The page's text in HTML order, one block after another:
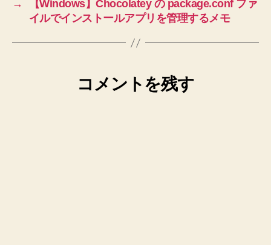
→
【Windows】Chocolatey の package.conf ファ
イルでインストールアプリを管理するメモ
コメントを残す